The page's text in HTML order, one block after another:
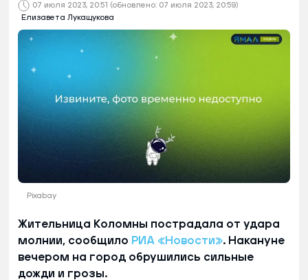
07 июля 2023, 20:51 (обновлено: 07 июля 2023, 20:59)
Елизавета Лукащукова
Pixabay
Жительница Коломны пострадала от удара
молнии, сообщило РИА «Новости». Накануне
вечером на город обрушились сильные
дожди и грозы.